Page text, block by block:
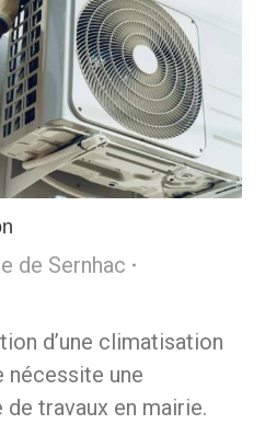
de Sernhac
d’une climatisation
nécessite une
travaux en mairie.